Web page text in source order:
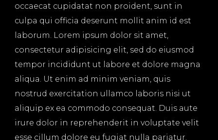
occaecat cupidatat non proident, sunt in
culpa qui officia deserunt mollit anim id est
laborum. Lorem ipsum dolor sit amet,
consectetur adipisicing elit, sed do eiusmod
tempor incididunt ut labore et dolore magna
aliqua. Ut enim ad minim veniam, quis
nostrud exercitation ullamco laboris nisi ut
aliquip ex ea commodo consequat. Duis aute
irure dolor in reprehenderit in voluptate velit
esse cillum dolore eu fugiat nulla pariatur.